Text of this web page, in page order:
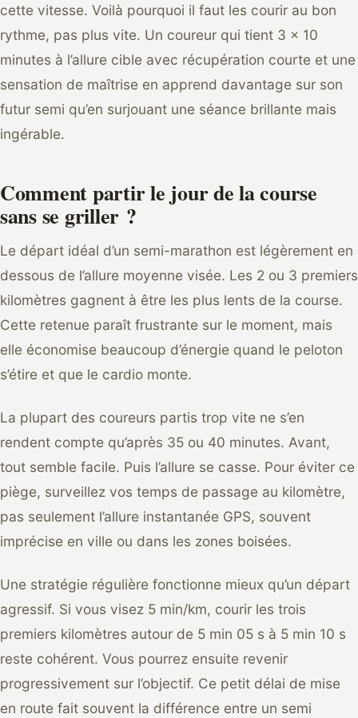
cette vitesse. Voilà pourquoi il faut les courir au bon
rythme, pas plus vite. Un coureur qui tient 3 x 10
minutes à l’allure cible avec récupération courte et une
sensation de maîtrise en apprend davantage sur son
futur semi qu’en surjouant une séance brillante mais
ingérable.
Comment partir le jour de la course
sans se griller ?
Le départ idéal d’un semi-marathon est légèrement en
dessous de l’allure moyenne visée. Les 2 ou 3 premiers
kilomètres gagnent à être les plus lents de la course.
Cette retenue paraît frustrante sur le moment, mais
elle économise beaucoup d’énergie quand le peloton
s’étire et que le cardio monte.
La plupart des coureurs partis trop vite ne s’en
rendent compte qu’après 35 ou 40 minutes. Avant,
tout semble facile. Puis l’allure se casse. Pour éviter ce
piège, surveillez vos temps de passage au kilomètre,
pas seulement l’allure instantanée GPS, souvent
imprécise en ville ou dans les zones boisées.
Une stratégie régulière fonctionne mieux qu’un départ
agressif. Si vous visez 5 min/km, courir les trois
premiers kilomètres autour de 5 min 05 s à 5 min 10 s
reste cohérent. Vous pourrez ensuite revenir
progressivement sur l’objectif. Ce petit délai de mise
en route fait souvent la différence entre un semi